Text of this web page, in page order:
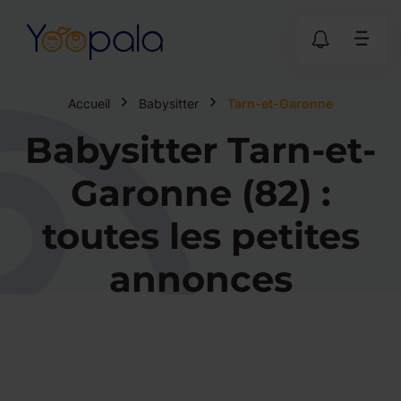
Accueil Babysitter Tarn-et-Garonne
Babysitter Tarn-et-
Garonne (82) :
toutes les petites
annonces